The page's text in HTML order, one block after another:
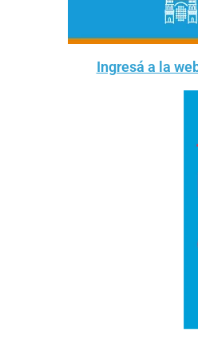
Ingresá a la